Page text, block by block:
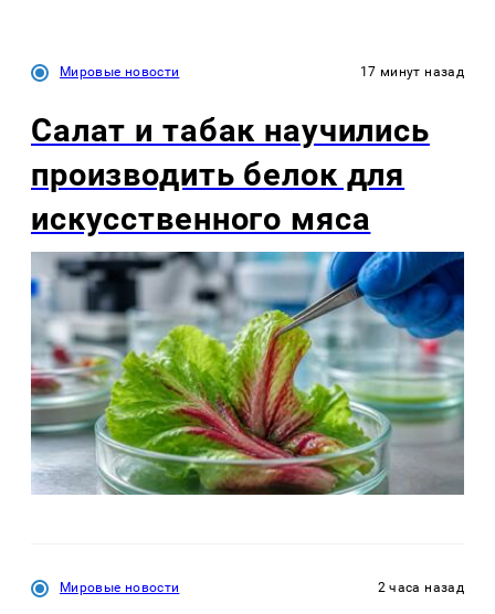
Мировые новости 17 минут назад
Салат и табак научились
производить белок для
искусственного мяса
Мировые новости 2 часа назад